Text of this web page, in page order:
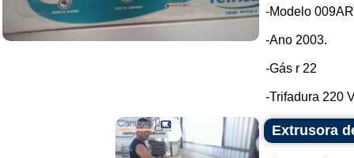
-Modelo
-Ano 2003.
-Gás r 22
-Trifadura 220
Extrusora